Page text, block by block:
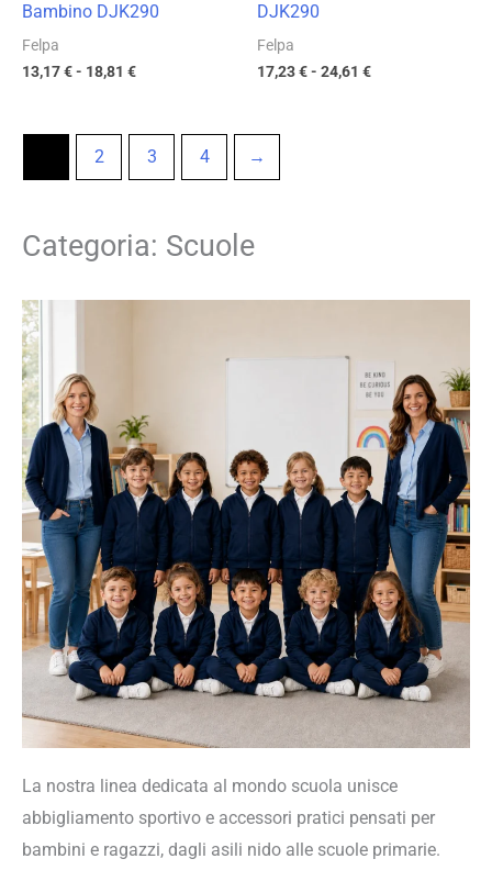
Bambino DJK290
Felpa
13,17€- 18,81 €
DJK290
Felpa
17,23€- 24,61 €
2 3 4 →
Categoria: Scuole
La nostra linea dedicata al mondo scuola unisce
abbigliamento sportivo e accessori pratici pensati per
bambini e ragazzi, dagli asili nido alle scuole primarie.